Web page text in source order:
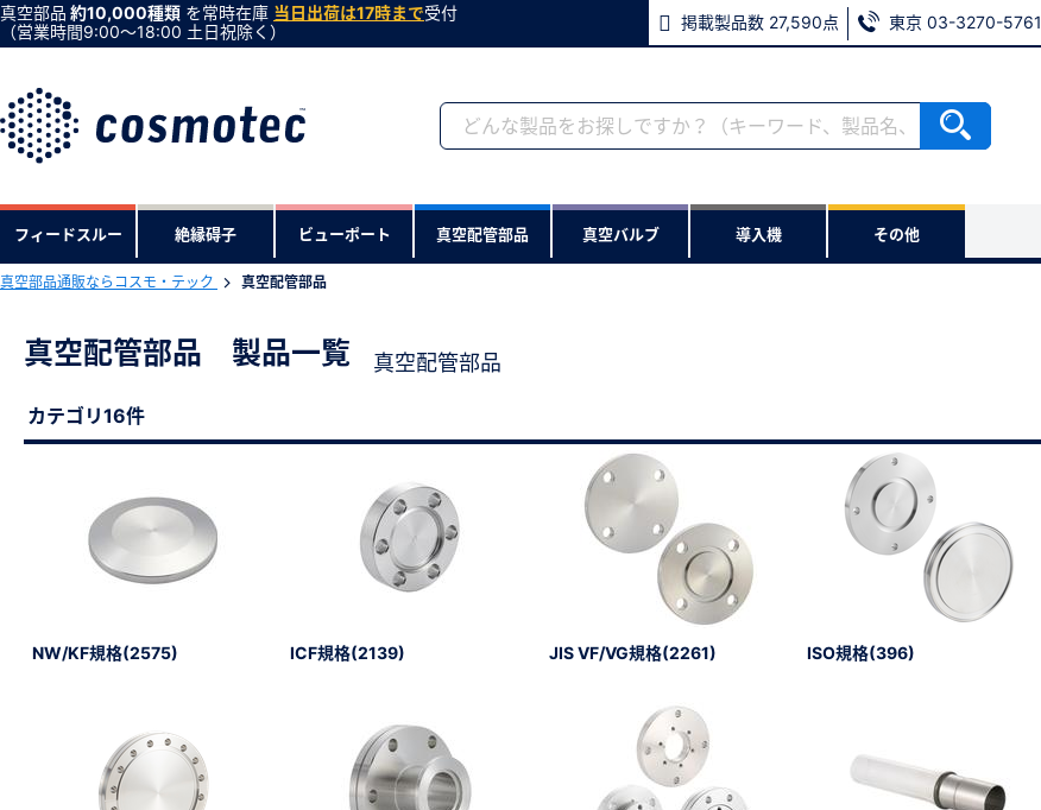
真空部品 約10,000種類 を常時在庫 当日出荷は17時まで受付
（営業時間9:00〜18:00 土日祝除く）
掲載製品数 27,590点 東京 03-3270-5761
フィードスルー 絶縁碍子 ビューポート 真空配管部品 真空バルブ 導入機 その他
真空部品通販ならコスモ・テック 真空配管部品
真空配管部品 製品一覧 真空配管部品
カテゴリ16件
NW/KF規格(2575) ICF規格(2139) JIS VF/VG規格(2261) ISO規格(396)
会員登録がお済みでない方
会員登録をすれば、便利な機能がご利用いただけます。
新規会員登録（無料）
※新規会員登録をお申し込み頂いてから本登録となるまで、数日間かかる場合があります。